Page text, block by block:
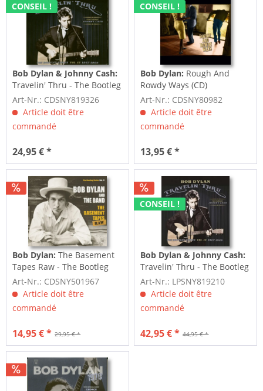
CONSEIL !
Bob Dylan & Johnny Cash:
Travelin' Thru - The Bootleg
Series Vol.15...
Art-Nr.: CDSNY819326
Article doit être
commandé
24,95 € *
CONSEIL !
Bob Dylan: Rough And
Rowdy Ways (CD)
Art-Nr.: CDSNY80982
Article doit être
commandé
13,95 € *
Bob Dylan: The Basement
Tapes Raw - The Bootleg
Series...
Art-Nr.: CDSNY501967
Article doit être
commandé
29,95 € *
14,95 € *
CONSEIL !
Bob Dylan & Johnny Cash:
Travelin' Thru - The Bootleg
Series Vol.15...
Art-Nr.: LPSNY819210
Article doit être
commandé
44,95 € *
42,95 € *